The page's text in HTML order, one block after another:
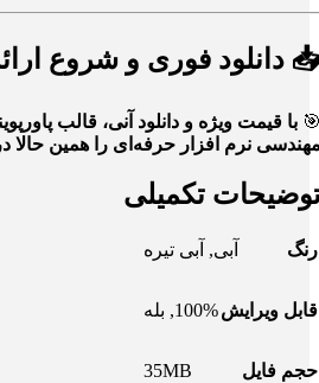
دانلود فوری و شروع
با قیمت ویژه و دانلود آنی، قالب
نرم افزار حرفه‌ای را همین حالا
تکمیلی
رنگ آبی, آبی تیره
قابل ویرایش100%
, بله
حجم فایل 35MB